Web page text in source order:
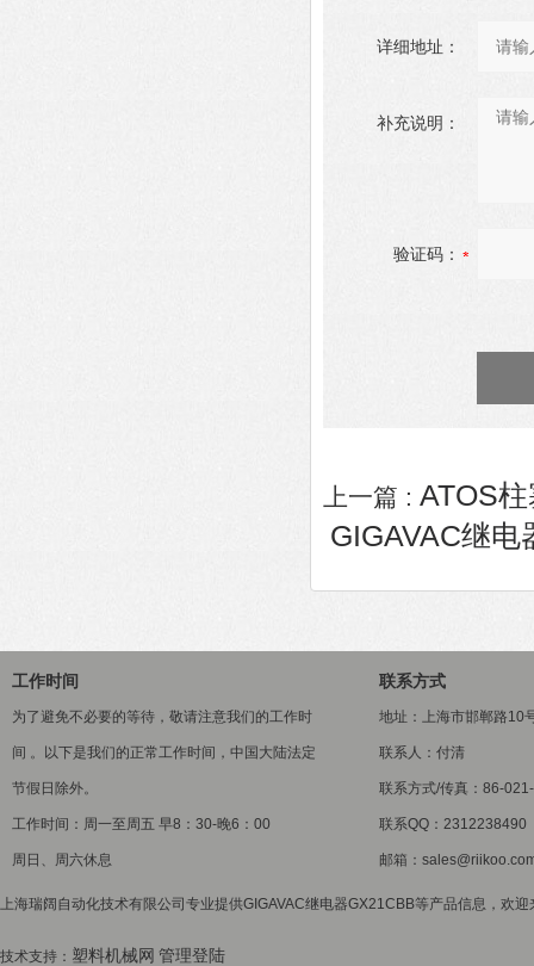
详细地址：
补充说明：
验证码：
上一篇 : ATOS
GIGAVAC继电
工作时间
为了避免不必要的等待，敬请注意我们的工作时
间 。以下是我们的正常工作时间，中国大陆法定
节假日除外。
工作时间：周一至周五 早8：30-晚6：00
周日、周六休息
联系方式
地址：上海市邯郸路10
联系人：付清
联系方式/传真：86-
联系QQ：2312238490
邮箱：
上海瑞阔自动化技术有限公司专业提供GIGAVAC继电器GX21CBB等产品信息，欢
技术支持： 塑料机械网 管理登陆